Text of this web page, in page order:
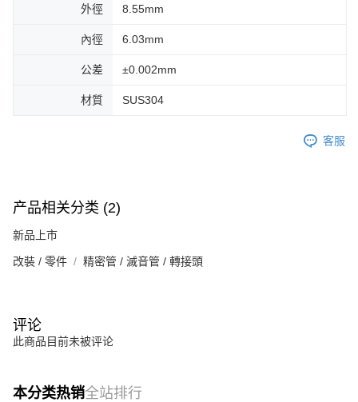
外徑 8.55mm
內徑 6.03mm
公差 ±0.002mm
材質 SUS304
客服
产品相关分类 (2)
新品上市
改裝 / 零件 精密管 / 滅音管 / 轉接頭
评论
此商品目前未被评论
本分类热销全站排行